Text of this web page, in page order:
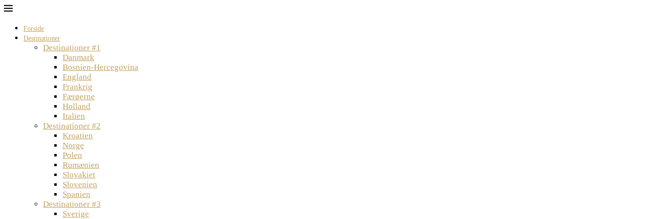
Forside
Destinationer
Destinationer #1
Danmark
Bosnien-Hercegovina
England
Frankrig
Færøerne
Holland
Italien
Destinationer #2
Kroatien
Norge
Polen
Rumænien
Slovakiet
Slovenien
Spanien
Destinationer #3
Sverige